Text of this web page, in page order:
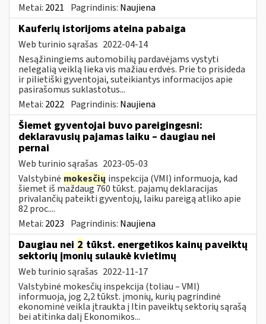
Metai: 2021 Pagrindinis: Naujiena
Kauferių istorijoms ateina pabaiga
Web turinio sąrašas 2022-04-14
Nesąžiningiems automobilių pardavėjams vystyti
nelegalią veiklą lieka vis mažiau erdvės. Prie to prisideda
ir pilietiški gyventojai, suteikiantys informacijos apie
pasirašomus suklastotus...
Metai: 2022 Pagrindinis: Naujiena
Šiemet gyventojai buvo pareigingesni:
deklaravusių pajamas laiku – daugiau nei
pernai
Web turinio sąrašas 2023-05-03
Valstybinė mokesčių inspekcija (VMI) informuoja, kad
šiemet iš maždaug 760 tūkst. pajamų deklaracijas
privalančių pateikti gyventojų, laiku pareigą atliko apie
82 proc....
Metai: 2023 Pagrindinis: Naujiena
Daugiau nei 2 tūkst. energetikos kainų paveiktų
sektorių įmonių sulaukė kvietimų
Web turinio sąrašas 2022-11-17
Valstybinė mokesčių inspekcija (toliau – VMI)
informuoja, jog 2,2 tūkst. įmonių, kurių pagrindinė
ekonominė veikla įtraukta į Itin paveiktų sektorių sąrašą
bei atitinka dalį Ekonomikos...